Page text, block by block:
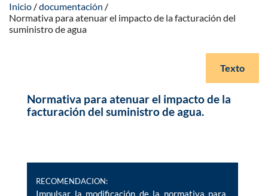
Inicio
documentación
Normativa para atenuar el impacto de la facturación del
suministro de agua
Texto
Normativa para atenuar el impacto de la
facturación del suministro de agua.
RECOMENDACION:
Impulsar la modificación de la normativa para